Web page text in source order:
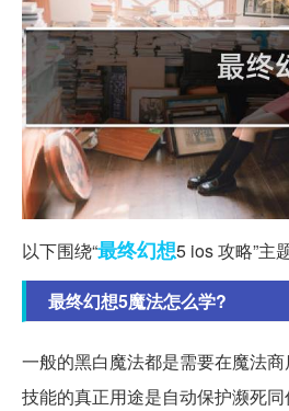
以下围绕“最终幻想5 ios 攻略”主
最终幻想5魔法怎么学?
一般的黑白魔法都是需要在魔法
技能的真正用途是自动保护濒死